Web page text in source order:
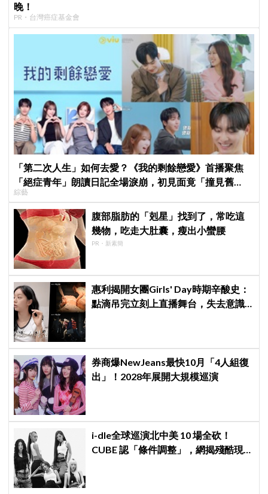
晚！
PR・台灣癌症基金會
「第二次人生」如何去愛？《我的剩餘戀愛》首播聚焦
「絕症青年」朗讀日記全場淚崩，初見面竟「撞見舊
識」！
綜藝
腹部脂肪的「剋星」找到了，常吃這
幾物，吃走大肚囊，瘦出小蠻腰
PR・新素簡
惠利揭開女團Girls' Day時期辛酸史：
點滴吊完立刻上直播舞台，失去意識
券商爆NewJeans最快10月「4人組復
出」！2028年展開大規模巡演
i-dle全球巡演北中美 10 場全砍！
CUBE 認「條件調整」，網揭殘酷現